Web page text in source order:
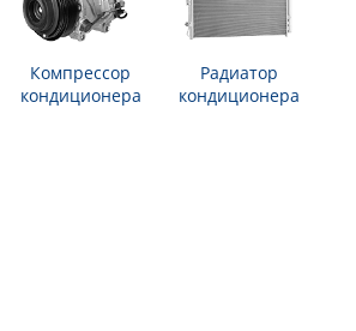
Компрессор
кондиционера
Радиатор
кондиционера